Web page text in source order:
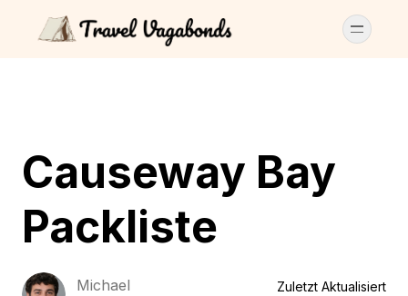
Causeway Bay
Packliste
Michael
Zuletzt Aktualisiert